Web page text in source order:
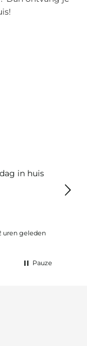
in huis
uren geleden
Pauze